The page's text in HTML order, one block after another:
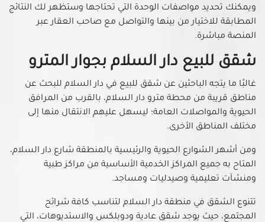
شقق للبيع في الكوربة
شقق للبيع في المرج
شقق للبيع في المعادي الجديدة
شقق للبيع في المعادي القديمة
شقق للبيع في المعادي
شقق للبيع في المعصره
شقق للبيع في المقطم
شقق للبيع في الملك الصالح
شقق للبيع في المنصورية
شقق للبيع في المنيل
شقق للبيع في الموسكي
شقق للبيع في الميريلاند
ويمكنك تحديد مواصفات الوحدة التي تحتاجها وستظهر لك النتائج
المطابقة للاختيار من بينها والتواصل مع صاحب العقار عبر
المنصة مباشرة.
شقق للبيع دار السلام بجوار المترو
غالبًا ما يتجه الباحثين عن شقق للبيع في دار السلام للبحث عن
مناطق قريبة من محطة مترو دار السلام، بالقرب من المرافق
الحيوية والمواصلات العامة؛ ليسهل عليهم الانتقال منها إلى
مختلف المناطق الأخرى.
ومن أشهر الشوارع الحيوية والرئيسية بالمنطقة شارع دار السلام،
المتاح به جميع المراكز الخدمية الأساسية من مراكز طبية
ومنشآت تعليمية وصيدليات ومساجد.
تتنوع الشقق في منطقة دار السلام لتناسب كافة شرائح
المجتمع، حيث يوجد شقق عادية ودوبلكس والاستديوهات، التي